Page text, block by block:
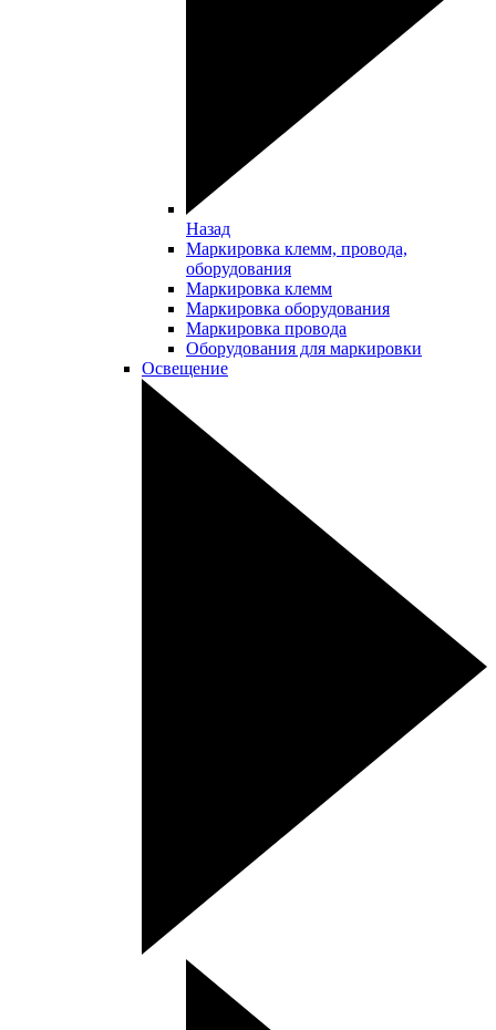
Назад
Маркировка клемм, провода,
оборудования
Маркировка клемм
Маркировка оборудования
Маркировка провода
Оборудования для маркировки
Освещение